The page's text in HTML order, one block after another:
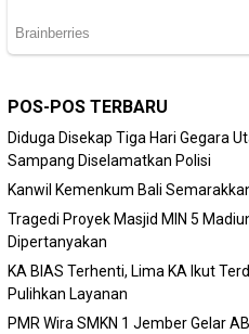
POS-POS TERBARU
Diduga Disekap Tiga Hari Gegara
Sampang Diselamatkan Polisi
Kanwil Kemenkum Bali
Tragedi Proyek Masjid MIN 5
Dipertanyakan
KA BIAS Terhenti, Lima KA Ikut
Pulihkan Layanan
PMR Wira SMKN 1 Jember Gelar